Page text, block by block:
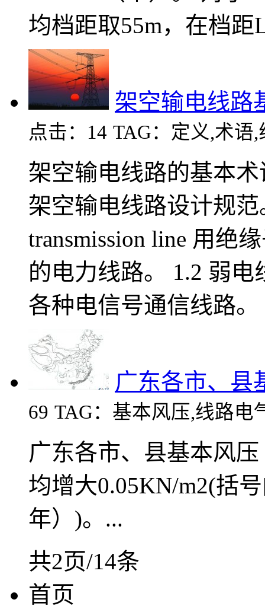
均档距取55m，在档距
架空输电线路
点击：14 TAG：定义,术语
架空输电线路的基本
架空输电线路设计规范
transmission line 用绝
的电力线路。 1.2 弱电
各种电信号通信线路。
广东各市、县
69 TAG：基本风压,线路电
广东各市、县基本风
均增大0.05KN/m2(括
年）)。...
共2页/14条
首页